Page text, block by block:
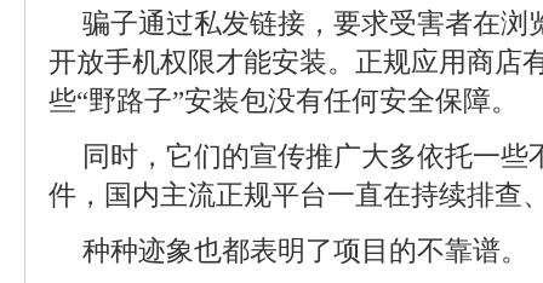
骗子通过私发链接，要求受害者在浏
开放手机权限才能安装。正规应用商店
些“野路子”安装包没有任何安全保障。
同时，它们的宣传推广大多依托一些
件，国内主流正规平台一直在持续排查
种种迹象也都表明了项目的不靠谱。